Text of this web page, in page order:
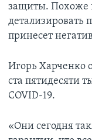
защиты. Похоже
детализировать
принесет
Игорь Харченко
ста пятидесяти
COVID-19.
«Они сегодня